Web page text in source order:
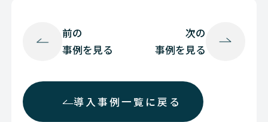
前の
事例を見る
導入事例一覧に戻る
次の
事例を見る